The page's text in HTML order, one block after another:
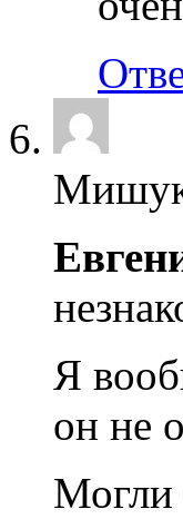
Я
он не
Могли